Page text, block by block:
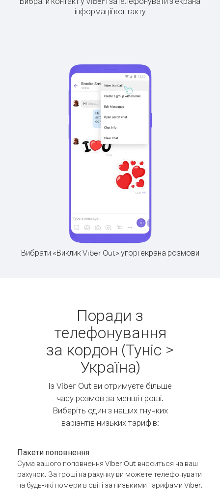
інформації контакту
Вибрати «Виклик Viber Out» угорі екрана розмови
Поради з
телефонування
за кордон (Туніс >
Україна)
Із Viber Out ви отримуєте більше
часу розмов за менші гроші.
Виберіть один з наших гнучких
варіантів низьких тарифів:
Пакети поповнення
Сума вашого поповнення Viber Out вноситься на ваш
рахунок. За гроші на рахунку ви можете телефонувати
на будь-які номери в світі за низькими тарифами Viber.